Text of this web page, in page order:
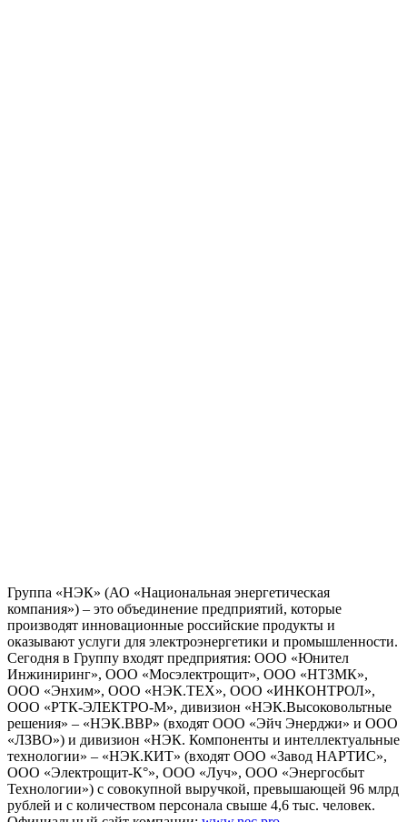
Группа «НЭК» (АО «Национальная энергетическая
компания») – это объединение предприятий, которые
производят инновационные российские продукты и
оказывают услуги для электроэнергетики и промышленности.
Сегодня в Группу входят предприятия: ООО «Юнител
Инжиниринг», ООО «Мосэлектрощит», ООО «НТЗМК»,
ООО «Энхим», ООО «НЭК.ТЕХ», ООО «ИНКОНТРОЛ»,
ООО «РТК-ЭЛЕКТРО-М», дивизион «НЭК.Высоковольтные
решения» – «НЭК.ВВР» (входят ООО «Эйч Энерджи» и ООО
«ЛЗВО») и дивизион «НЭК. Компоненты и интеллектуальные
технологии» – «НЭК.КИТ» (входят ООО «Завод НАРТИС»,
ООО «Электрощит-К°», ООО «Луч», ООО «Энергосбыт
Технологии») с совокупной выручкой, превышающей 96 млрд
рублей и с количеством персонала свыше 4,6 тыс. человек.